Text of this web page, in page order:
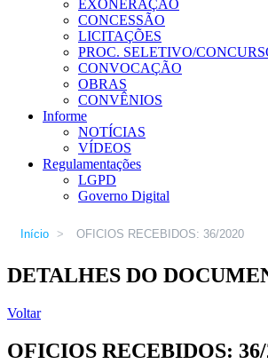
EXONERAÇÃO
CONCESSÃO
LICITAÇÕES
PROC. SELETIVO/
CONVOCAÇÃO
OBRAS
CONVÊNIOS
Informe
NOTÍCIAS
VÍDEOS
Regulamentações
LGPD
Governo Digital
Início > OFICIOS RECEBIDOS: 36/2020
DETALHES DO
Voltar
OFICIOS RECEBIDOS: 36/